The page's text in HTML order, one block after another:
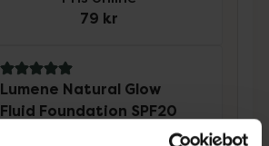
79 kr
5 av 5 i omdöme
Lumene Natural Glow
Fluid Foundation SPF20